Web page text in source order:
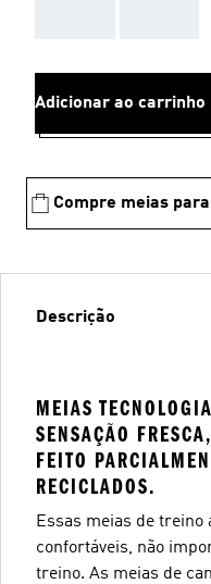
Adicionar ao carrinho
Compre meias
Descrição
MEIAS
SENSAÇÃO
FEITO
RECICLADOS.
Essas meias de treino
confortáveis, não
treino. As meias de